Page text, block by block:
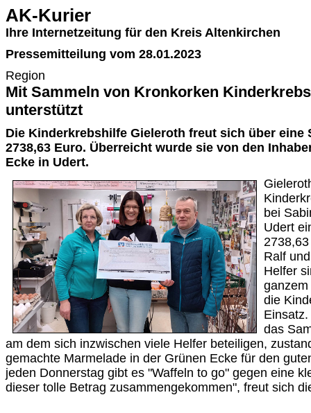
AK-Kurier
Ihre Internetzeitung für den Kreis Altenkirchen
Pressemitteilung vom 28.01.2023
Region
Mit Sammeln von Kronkorken
unterstützt
Die Kinderkrebshilfe Gieleroth freut sich über eine
2738,63 Euro. Überreicht wurde sie von den
Ecke in Udert.
bei
Udert
Ralf
Helfer
die
das
am dem sich inzwischen viele Helfer beteiligen,
gemachte Marmelade in der Grünen Ecke für den
jeden Donnerstag gibt es "Waffeln to go" gegen eine
dieser tolle Betrag zusammengekommen", freut sich